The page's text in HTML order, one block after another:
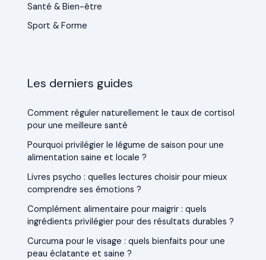
Santé & Bien-être
Sport & Forme
Les derniers guides
Comment réguler naturellement le taux de cortisol
pour une meilleure santé
Pourquoi privilégier le légume de saison pour une
alimentation saine et locale ?
Livres psycho : quelles lectures choisir pour mieux
comprendre ses émotions ?
Complément alimentaire pour maigrir : quels
ingrédients privilégier pour des résultats durables ?
Curcuma pour le visage : quels bienfaits pour une
peau éclatante et saine ?